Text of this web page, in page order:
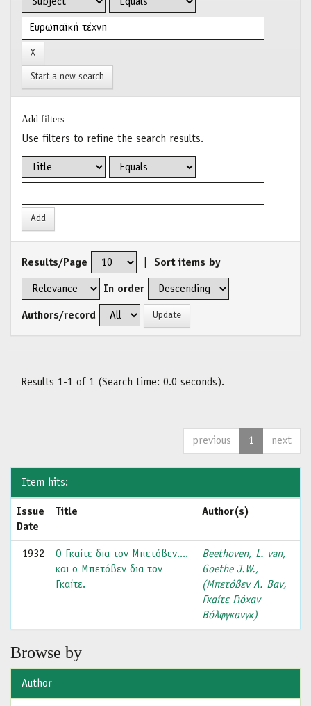
Start a new search
Add filters:
Use filters to refine the search results.
Results/Page Sort items by
In order
Authors/record
Results 1-1 of 1 (Search time: 0.0 seconds).
previous 1 next
Item hits:
Issue
Date
Title Author(s)
1932
Ο Γκαίτε δια τον Μπετόβεν....
και ο Μπετόβεν δια τον
Γκαίτε.
Beethoven, L. van,
Goethe J.W.,
(Μπετόβεν Λ. Βαν,
Γκαίτε Γιόχαν
Βόλφγκανγκ)
Browse by
Author